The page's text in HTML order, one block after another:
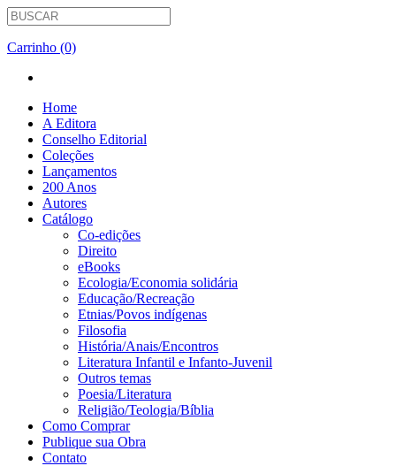
Carrinho (0)
Home
A Editora
Conselho Editorial
Coleções
Lançamentos
200 Anos
Autores
Catálogo
Co-edições
Direito
eBooks
Ecologia/Economia solidária
Educação/Recreação
Etnias/Povos indígenas
Filosofia
História/Anais/Encontros
Literatura Infantil e Infanto-Juvenil
Outros temas
Poesia/Literatura
Religião/Teologia/Bíblia
Como Comprar
Publique sua Obra
Contato